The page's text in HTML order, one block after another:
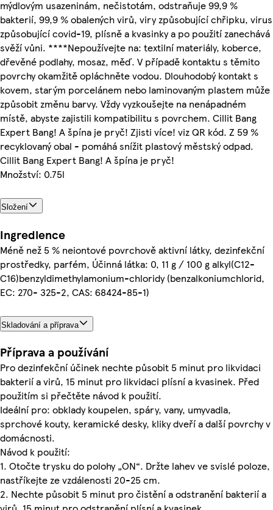
mýdlovým usazeninám, nečistotám, odstraňuje 99,9 %
bakterií, 99,9 % obalených virů, viry způsobující chřipku, virus
způsobující covid-19, plísně a kvasinky a po použití zanechává
svěží vůni. ****Nepoužívejte na: textilní materiály, koberce,
dřevěné podlahy, mosaz, měď. V případě kontaktu s těmito
povrchy okamžitě opláchněte vodou. Dlouhodobý kontakt s
kovem, starým porcelánem nebo laminovaným plastem může
způsobit změnu barvy. Vždy vyzkoušejte na nenápadném
místě, abyste zajistili kompatibilitu s povrchem. Cillit Bang
Expert Bang! A špína je pryč! Zjisti více! viz QR kód. Z 59 %
recyklovaný obal - pomáhá snížit plastový městský odpad.
Cillit Bang Expert Bang! A špína je pryč!
Množství: 0.75l
Složení
Ingredience
Méně než 5 % neiontové povrchově aktivní látky, dezinfekční
prostředky, parfém, Účinná látka: 0, 11 g / 100 g alkyl(C12-
C16)benzyldimethylamonium-chloridy (benzalkoniumchlorid,
EC: 270- 325-2, CAS: 68424-85-1)
Skladování a příprava
Příprava a používání
Pro dezinfekční účinek nechte působit 5 minut pro likvidaci
bakterií a virů, 15 minut pro likvidaci plísní a kvasinek. Před
použitím si přečtěte návod k použití.
Ideální pro: obklady koupelen, spáry, vany, umyvadla,
sprchové kouty, keramické desky, kliky dveří a další povrchy v
domácnosti.
Návod k použití:
1. Otočte trysku do polohy „ON“. Držte lahev ve svislé poloze,
nastříkejte ze vzdálenosti 20-25 cm.
2. Nechte působit 5 minut pro čistění a odstranění bakterií a